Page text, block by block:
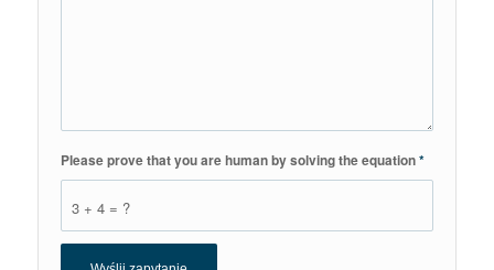
3 + 4 = ?
Please prove that you are human by solving the equation*